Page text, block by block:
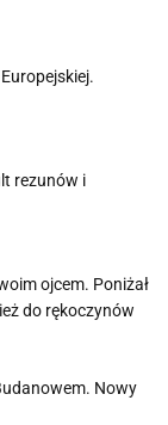
rezunów i
ojcem. Poniżał
do rękoczynów
Nowy